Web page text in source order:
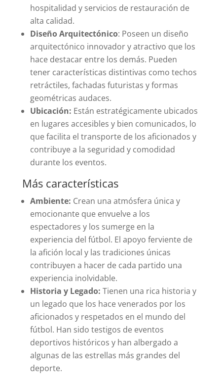
hospitalidad y servicios de restauración de
alta calidad.
Diseño Arquitectónico: Poseen un diseño
arquitectónico innovador y atractivo que los
hace destacar entre los demás. Pueden
tener características distintivas como techos
retráctiles, fachadas futuristas y formas
geométricas audaces.
Ubicación: Están estratégicamente ubicados
en lugares accesibles y bien comunicados, lo
que facilita el transporte de los aficionados y
contribuye a la seguridad y comodidad
durante los eventos.
Más características
Ambiente: Crean una atmósfera única y
emocionante que envuelve a los
espectadores y los sumerge en la
experiencia del fútbol. El apoyo ferviente de
la afición local y las tradiciones únicas
contribuyen a hacer de cada partido una
experiencia inolvidable.
Historia y Legado: Tienen una rica historia y
un legado que los hace venerados por los
aficionados y respetados en el mundo del
fútbol. Han sido testigos de eventos
deportivos históricos y han albergado a
algunas de las estrellas más grandes del
deporte.